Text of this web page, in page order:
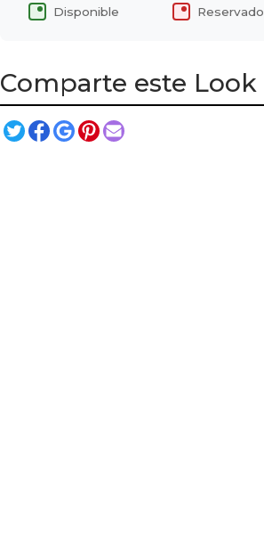
Disponible Reservado
Comparte este Look